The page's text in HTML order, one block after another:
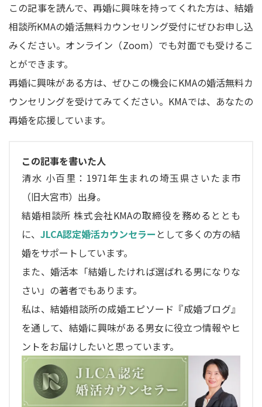
この記事を読んで、再婚に興味を持ってくれた方は、結婚
相談所KMAの婚活無料カウンセリング受付にぜひお申し込
みください。オンライン（Zoom）でも対面でも受けるこ
とができます。
再婚に興味がある方は、ぜひこの機会にKMAの婚活無料カ
ウンセリングを受けてみてください。KMAでは、あなたの
再婚を応援しています。
この記事を書いた人
清水 小百里：1971年生まれの埼玉県さいたま市
（旧大宮市）出身。
結婚相談所 株式会社KMAの取締役を務めるととも
に、 JLCA認定婚活カウンセラー として多くの方の結
婚をサポートしています。
また、婚活本「結婚したければ選ばれる男になりな
さい」の著者でもあります。
私は、結婚相談所の成婚エピソード『成婚ブログ』
を通して、結婚に興味がある男女に役立つ情報やヒ
ントをお届けしたいと思っています。